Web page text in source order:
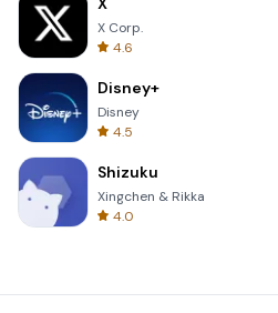
X Corp.
4.6
Disney+
Disney
4.5
Shizuku
Xingchen & Rikka
4.0